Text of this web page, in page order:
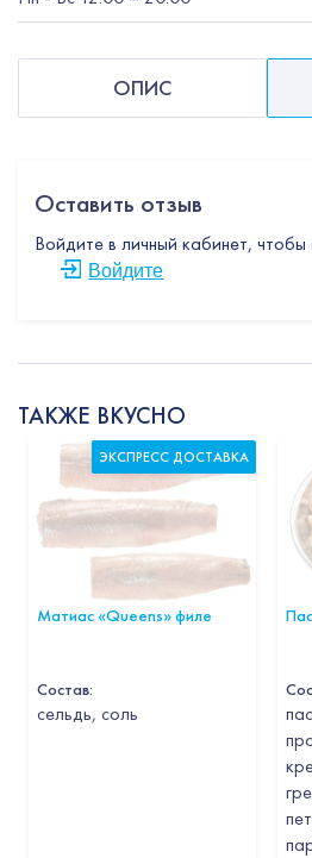
ОПИС
Оставить отзыв
Войдите в личный кабинет, чтобы
Войдите
ТАКЖЕ ВКУСНО
Матиас «Queens» филе
Состав:
cельдь, соль
ЭКСПРЕСС ДОСТАВКА